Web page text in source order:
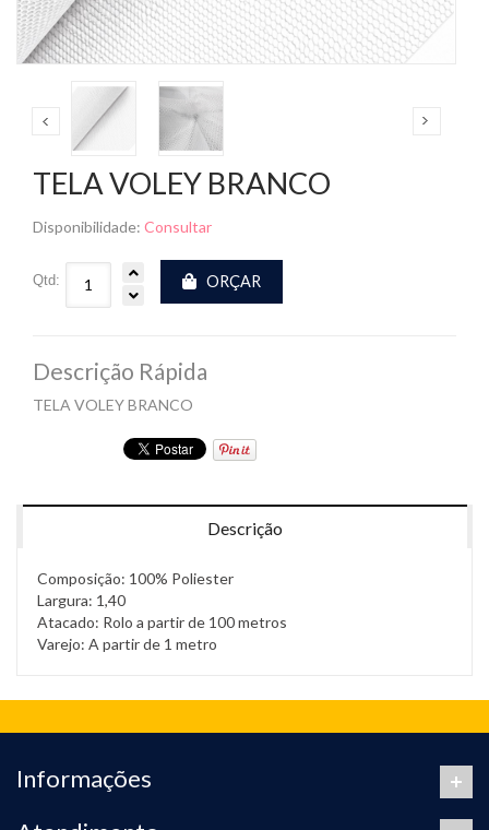
TELA VOLEY BRANCO
Disponibilidade: Consultar
Qtd: ORÇAR
Descrição Rápida
TELA VOLEY BRANCO
Descrição
Composição: 100% Poliester
Largura: 1,40
Atacado: Rolo a partir de 100 metros
Varejo: A partir de 1 metro
Informações